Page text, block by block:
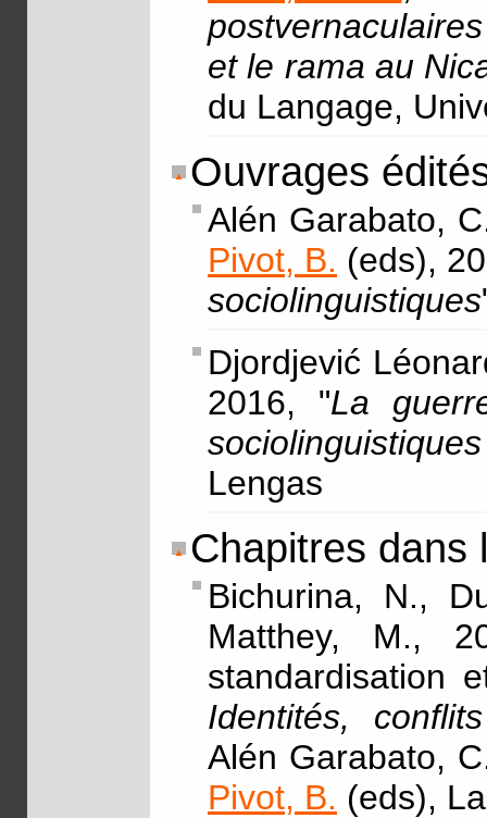
et le rama au
du Langage,
Ouvrages
Alén Garabato,
Pivot, B. (eds),
sociolinguistiques
Djordjević
2016, "La
Lengas
Chapitres dans
Bichurina, N.,
Matthey, M.,
standardisation
Identités,
Alén Garabato,
Pivot, B. (eds),